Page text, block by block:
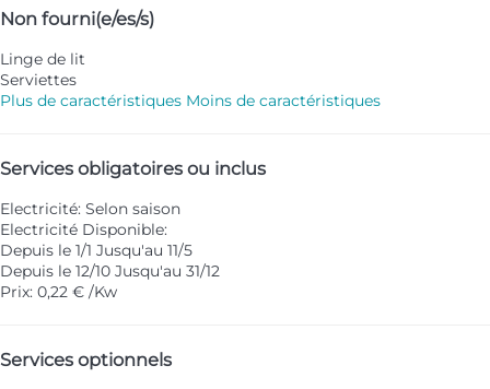
Non fourni(e/es/s)
Linge de lit
Serviettes
Plus de caractéristiques Moins de caractéristiques
Services obligatoires ou inclus
Electricité: Selon saison
Electricité Disponible:
Depuis le 1/1 Jusqu'au 11/5
Depuis le 12/10 Jusqu'au 31/12
Prix: 0,22 € /Kw
Services optionnels